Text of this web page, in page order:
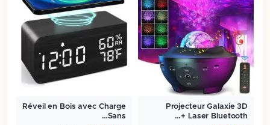
Projecteur Galaxie 3D
Laser Bluetooth +…
Réveil en Bois avec Charge
Sans…